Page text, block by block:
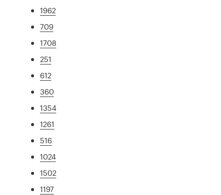
1962
709
1708
251
612
360
1354
1261
516
1024
1502
1197